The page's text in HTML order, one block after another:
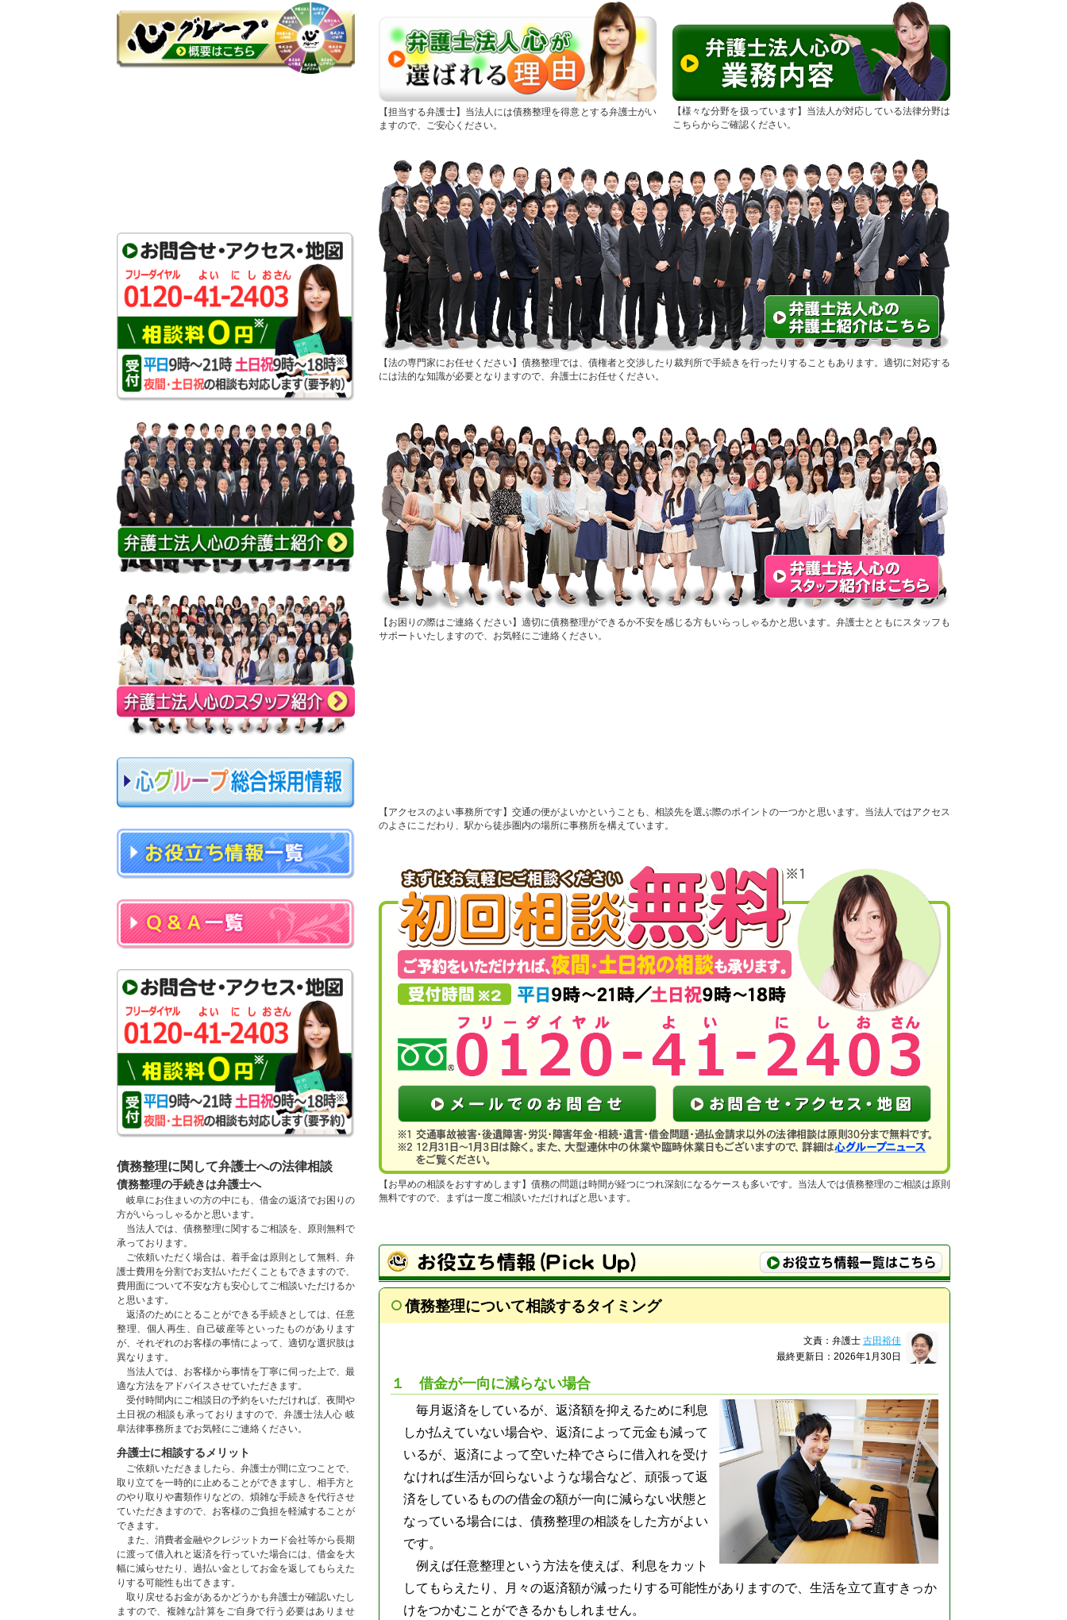
担当する弁護士
当法人には債務整理を得意とする弁護士がい
ますので、ご安心ください。
様々な分野を扱っています
当法人が対応している法律分野は
こちらからご確認ください。
法の専門家にお任せください
債務整理では、債権者と交渉したり裁判所で手続きを行ったりすることもあります。適切に対応する
には法的な知識が必要となりますので、弁護士にお任せください。
お困りの際はご連絡ください
適切に債務整理ができるか不安を感じる方もいらっしゃるかと思います。弁護士とともにスタッフも
サポートいたしますので、お気軽にご連絡ください。
アクセスのよい事務所です
交通の便がよいかということも、相談先を選ぶ際のポイントの一つかと思います。当法人ではアクセス
のよさにこだわり、駅から徒歩圏内の場所に事務所を構えています。
お早めの相談をおすすめします
債務の問題は時間が経つにつれ深刻になるケースも多いです。当法人では債務整理のご相談は原則
無料ですので、まずは一度ご相談いただければと思います。
債務整理について相談するタイミング
文責：弁護士 古田裕佳
最終更新日：2026年1月30日
１ 借金が一向に減らない場合
毎月返済をしているが、返済額を抑えるために利息
しか払えていない場合や、返済によって元金も減って
いるが、返済によって空いた枠でさらに借入れを受け
なければ生活が回らないような場合など、頑張って返
済をしているものの借金の額が一向に減らない状態と
なっている場合には、債務整理の相談をした方がよい
です。
例えば任意整理という方法を使えば、利息をカット
してもらえたり、月々の返済額が減ったりする可能性がありますので、生活を立て直すきっか
けをつかむことができるかもしれません。
債務整理に関して弁護士への法律相談
債務整理の手続きは弁護士へ
岐阜にお住まいの方の中にも、借金の返済でお困りの
方がいらっしゃるかと思います。
当法人では、債務整理に関するご相談を、原則無料で
承っております。
ご依頼いただく場合は、着手金は原則として無料、弁
護士費用を分割でお支払いただくこともできますので、
費用面について不安な方も安心してご相談いただけるか
と思います。
返済のためにとることができる手続きとしては、任意
整理、個人再生、自己破産等といったものがあります
が、それぞれのお客様の事情によって、適切な選択肢は
異なります。
当法人では、お客様から事情を丁寧に伺った上で、最
適な方法をアドバイスさせていただきます。
受付時間内にご相談日の予約をいただければ、夜間や
土日祝の相談も承っておりますので、弁護士法人心 岐
阜法律事務所までお気軽にご連絡ください。
弁護士に相談するメリット
ご依頼いただきましたら、弁護士が間に立つことで、
取り立てを一時的に止めることができますし、相手方と
のやり取りや書類作りなどの、煩雑な手続きを代行させ
ていただきますので、お客様のご負担を軽減することが
できます。
また、消費者金融やクレジットカード会社等から長期
に渡って借入れと返済を行っていた場合には、借金を大
幅に減らせたり、過払い金としてお金を返してもらえた
りする可能性も出てきます。
取り戻せるお金があるかどうかも弁護士が確認いたし
ますので、複雑な計算をご自身で行う必要はありませ